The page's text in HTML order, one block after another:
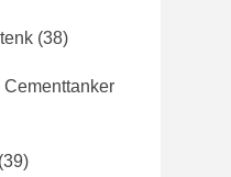
(38)
(39)